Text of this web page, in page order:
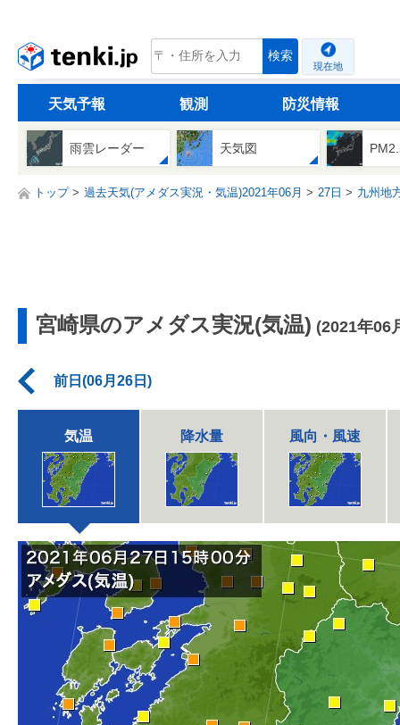
tenki.jp 検索
現在地
天気予報 観測 防災情報
雨雲レーダー 天気図
トップ 過去天気(アメダス実況・気温)2021年06月 27日 九州地
宮崎県のアメダス実況(気温) (2021年06
前日(06月26日)
気温 降水量 風向・風速